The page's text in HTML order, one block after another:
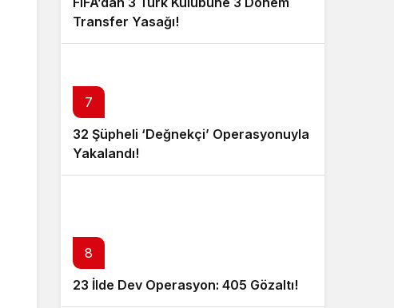
Transfer Yasağı!
7
32 Şüpheli ‘Değnekçi’ Operasyonuyla
Yakalandı!
8
23 İlde Dev Operasyon: 405 Gözaltı!